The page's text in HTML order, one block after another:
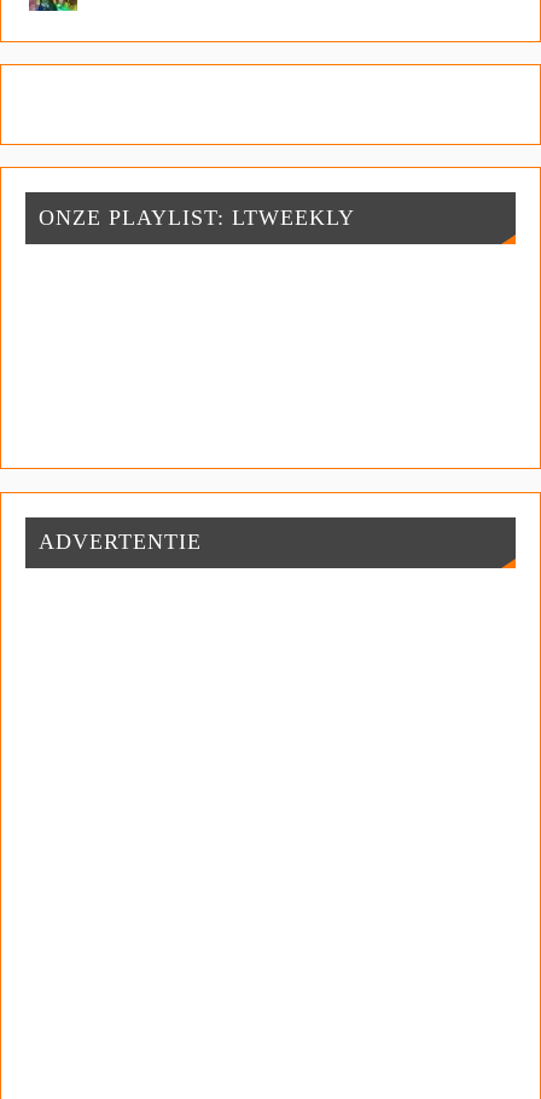
ONZE PLAYLIST: LTWEEKLY
ADVERTENTIE